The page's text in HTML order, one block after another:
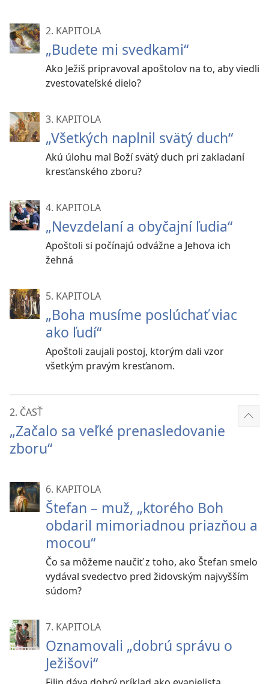
2. KAPITOLA
„Budete mi svedkami“
Ako Ježiš pripravoval apoštolov na to, aby viedli
zvestovateľské dielo?
3. KAPITOLA
„Všetkých naplnil svätý duch“
Akú úlohu mal Boží svätý duch pri zakladaní
kresťanského zboru?
4. KAPITOLA
„Nevzdelaní a obyčajní ľudia“
Apoštoli si počínajú odvážne a Jehova ich
žehná
5. KAPITOLA
„Boha musíme poslúchať viac
ako ľudí“
Apoštoli zaujali postoj, ktorým dali vzor
všetkým pravým kresťanom.
2. ČASŤ
„Začalo sa veľké prenasledovanie
zboru“
6. KAPITOLA
Štefan – muž, „ktorého Boh
obdaril mimoriadnou priazňou a
mocou“
Čo sa môžeme naučiť z toho, ako Štefan smelo
vydával svedectvo pred židovským najvyšším
súdom?
7. KAPITOLA
Oznamovali „dobrú správu o
Ježišovi“